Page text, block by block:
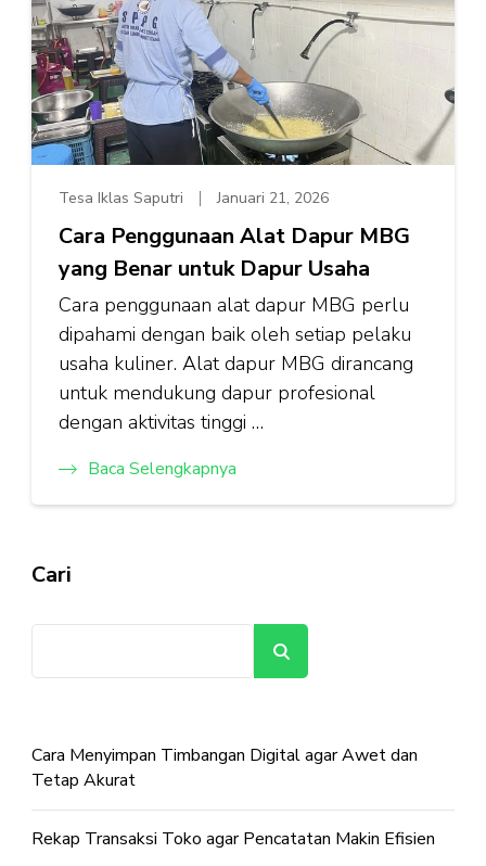
Tesa Iklas Saputri Januari 21, 2026
Cara Penggunaan Alat Dapur MBG
yang Benar untuk Dapur Usaha
Cara penggunaan alat dapur MBG perlu
dipahami dengan baik oleh setiap pelaku
usaha kuliner. Alat dapur MBG dirancang
untuk mendukung dapur profesional
dengan aktivitas tinggi …
Baca Selengkapnya
Cari
Cara Menyimpan Timbangan Digital agar Awet dan
Tetap Akurat
Rekap Transaksi Toko agar Pencatatan Makin Efisien